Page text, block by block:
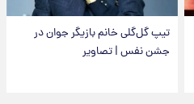
تیپ گل‌گلی خانم بازیگر جوان در
جشن نفس | تصاویر